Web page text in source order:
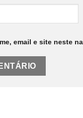
email e site neste